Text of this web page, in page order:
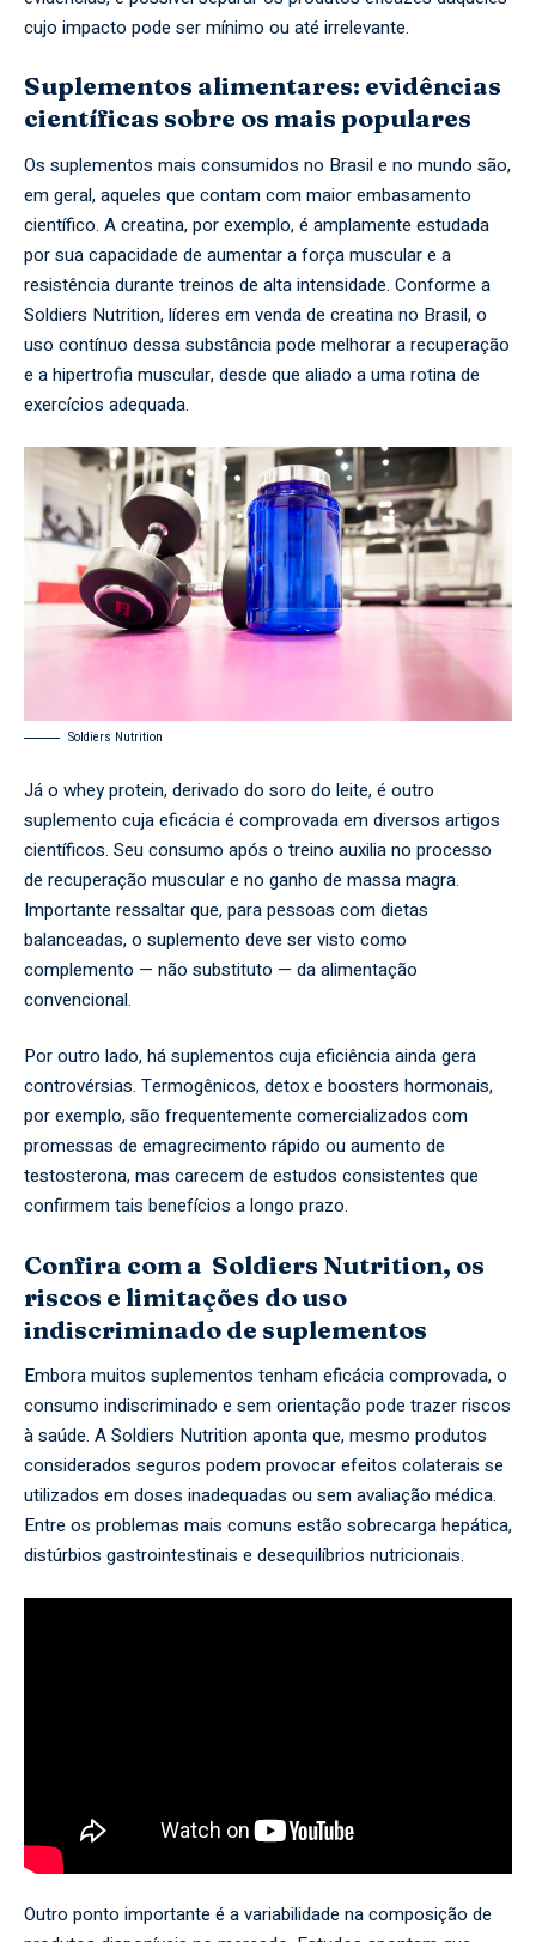
cujo impacto pode ser mínimo ou até irrelevante.
Suplementos alimentares: evidências
científicas sobre os mais populares
Os suplementos mais consumidos no Brasil e no mundo são,
em geral, aqueles que contam com maior embasamento
científico. A creatina, por exemplo, é amplamente estudada
por sua capacidade de aumentar a força muscular e a
resistência durante treinos de alta intensidade. Conforme a
Soldiers Nutrition, líderes em venda de creatina no Brasil, o
uso contínuo dessa substância pode melhorar a recuperação
e a hipertrofia muscular, desde que aliado a uma rotina de
exercícios adequada.
Soldiers Nutrition
Já o whey protein, derivado do soro do leite, é outro
suplemento cuja eficácia é comprovada em diversos artigos
científicos. Seu consumo após o treino auxilia no processo
de recuperação muscular e no ganho de massa magra.
Importante ressaltar que, para pessoas com dietas
balanceadas, o suplemento deve ser visto como
complemento — não substituto — da alimentação
convencional.
Por outro lado, há suplementos cuja eficiência ainda gera
controvérsias. Termogênicos, detox e boosters hormonais,
por exemplo, são frequentemente comercializados com
promessas de emagrecimento rápido ou aumento de
testosterona, mas carecem de estudos consistentes que
confirmem tais benefícios a longo prazo.
Confira com a Soldiers Nutrition, os
riscos e limitações do uso
indiscriminado de suplementos
Embora muitos suplementos tenham eficácia comprovada, o
consumo indiscriminado e sem orientação pode trazer riscos
à saúde. A Soldiers Nutrition aponta que, mesmo produtos
considerados seguros podem provocar efeitos colaterais se
utilizados em doses inadequadas ou sem avaliação médica.
Entre os problemas mais comuns estão sobrecarga hepática,
distúrbios gastrointestinais e desequilíbrios nutricionais.
Outro ponto importante é a variabilidade na composição de